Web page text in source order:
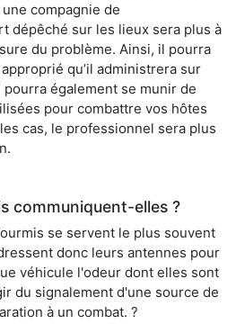
compagnie de
dépêché sur les lieux sera plus à
du problème. Ainsi, il pourra
qu’il administrera sur
également se munir de
pour combattre vos hôtes
cas, le professionnel sera plus
communiquent-elles ?
se servent le plus souvent
donc leurs antennes pour
véhicule l'odeur dont elles sont
du signalement d'une source de
à un combat. ?